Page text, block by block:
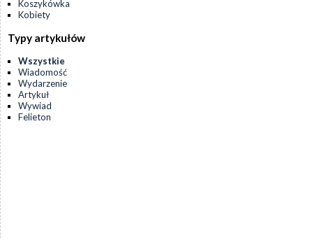
Koszykówka
Kobiety
Typy artykułów
Wszystkie
Wiadomość
Wydarzenie
Artykuł
Wywiad
Felieton